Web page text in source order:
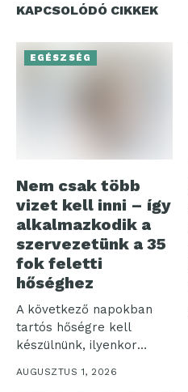
KAPCSOLÓDÓ CIKKEK
EGÉSZSÉG
Nem csak több
vizet kell inni – így
alkalmazkodik a
szervezetünk a 35
fok feletti
hőséghez
A következő napokban
tartós hőségre kell
készülnünk, ilyenkor
komfortérzetünk...
AUGUSZTUS 1, 2026